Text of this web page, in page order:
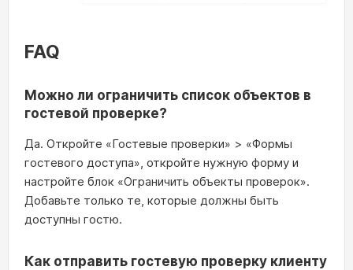
FAQ
Можно ли ограничить список объектов в
гостевой проверке?
Да. Откройте «Гостевые проверки» > «Формы
гостевого доступа», откройте нужную форму и
настройте блок «Ограничить объекты проверок».
Добавьте только те, которые должны быть
доступны гостю.
Как отправить гостевую проверку клиенту